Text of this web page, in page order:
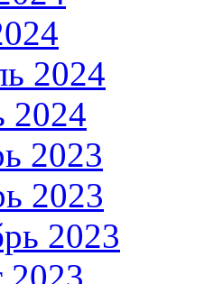
2024
2024
2023
2023
2023
2023